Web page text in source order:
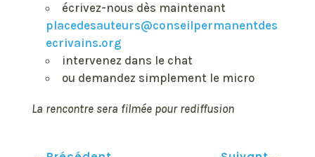
écrivez-nous dès maintenant
placedesauteurs@conseilpermanentdes
ecrivains.org
intervenez dans le chat
ou demandez simplement le micro
La rencontre sera filmée pour rediffusion